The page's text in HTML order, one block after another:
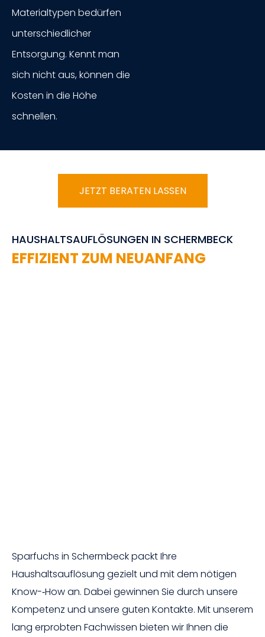
Materialtypen bedürfen
unterschiedlicher
Entsorgung. Kennt man
sich nicht aus, können die
Kosten in die Höhe
schnellen.
JETZT BERATEN LASSEN
HAUSHALTSAUFLÖSUNGEN IN SCHERMBECK
EFFIZIENT ZUM NEUANFANG
Sparfuchs in Schermbeck packt Ihre
Haushaltsauflösung gezielt und mit dem nötigen
Know-­‐How an. Dabei gewinnen Sie durch unsere
Kompetenz und unsere guten Kontakte. Mit unserem
lang erprobten Fachwissen bieten wir Ihnen die